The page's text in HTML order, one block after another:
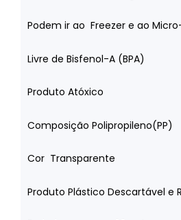
Podem ir ao Freezer e ao
Livre de Bisfenol-A (BPA)
Produto Atóxico
Composição Polipropileno(PP)
Cor Transparente
Produto Plástico Descartável e